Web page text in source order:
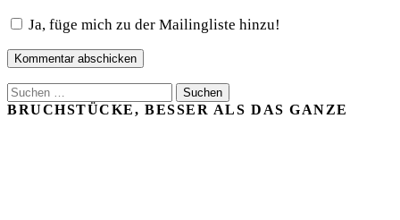
Ja, füge mich zu der Mailingliste hinzu!
Suchen
nach:
BRUCHSTÜCKE, BESSER ALS DAS GANZE